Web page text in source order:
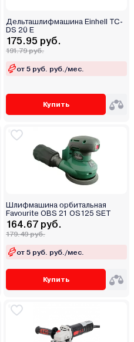
Дельташлифмашина Einhell TC-
DS 20 E
175.95 руб.
191.79 руб.
от 5 руб. руб./мес.
Купить
Шлифмашина орбитальная
Favourite OBS 21 OS125 SET
164.67 руб.
179.49 руб.
от 5 руб. руб./мес.
Купить